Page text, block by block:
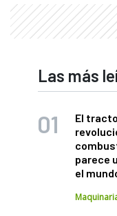
Las más
El
parece
el